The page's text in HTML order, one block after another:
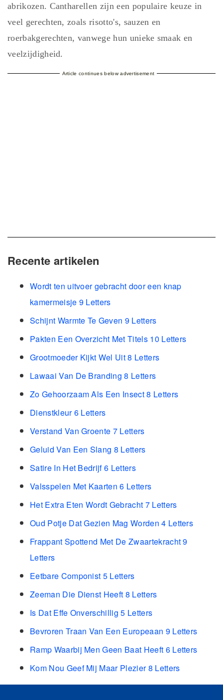
abrikozen. Cantharellen zijn een populaire keuze in
veel gerechten, zoals risotto's, sauzen en
roerbakgerechten, vanwege hun unieke smaak en
veelzijdigheid.
Article continues below advertisement
Recente artikelen
Wordt ten uitvoer gebracht door een knap
kamermeisje 9 Letters
Schijnt Warmte Te Geven 9 Letters
Pakten Een Overzicht Met Titels 10 Letters
Grootmoeder Kijkt Wel Uit 8 Letters
Lawaai Van De Branding 8 Letters
Zo Gehoorzaam Als Een Insect 8 Letters
Dienstkleur 6 Letters
Verstand Van Groente 7 Letters
Geluid Van Een Slang 8 Letters
Satire In Het Bedrijf 6 Letters
Valsspelen Met Kaarten 6 Letters
Het Extra Eten Wordt Gebracht 7 Letters
Oud Potje Dat Gezien Mag Worden 4 Letters
Frappant Spottend Met De Zwaartekracht 9
Letters
Eetbare Componist 5 Letters
Zeeman Die Dienst Heeft 8 Letters
Is Dat Effe Onverschillig 5 Letters
Bevroren Traan Van Een Europeaan 9 Letters
Ramp Waarbij Men Geen Baat Heeft 6 Letters
Kom Nou Geef Mij Maar Plezier 8 Letters